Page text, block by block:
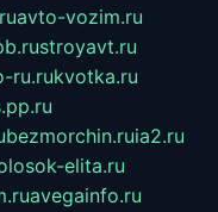
avto-vozim.ru
stroyavt.ru
ru.rukvotka.ru
bezmorchin.ruia2.ru
elita.ru
avegainfo.ru